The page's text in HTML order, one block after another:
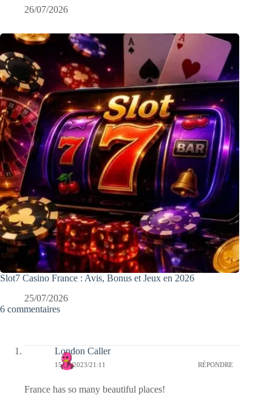
26/07/2026
Slot7 Casino France : Avis, Bonus et Jeux en 2026
25/07/2026
6 commentaires
London Caller
15/05/2023/21:11 RÉPONDRE
France has so many beautiful places!